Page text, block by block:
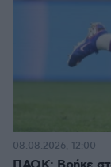
08.08.2026, 12:00